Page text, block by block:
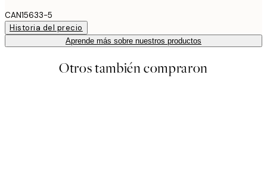
CAN15633-5
Historia del precio
Aprende más sobre nuestros productos
Otros también compraron